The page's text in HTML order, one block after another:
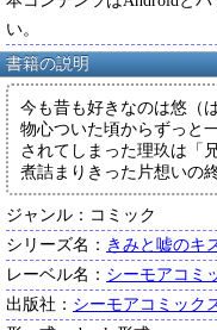
い。
書籍の説明
今も昔も好きなのは悠（
物心ついた頃からずっと
されてしまった理玖は「
煮詰まりきった片想いの
ジャンル：コミック
シリーズ名： きみと嘘のキ
レーベル名： シーモアコミ
出版社： シーモアコミック